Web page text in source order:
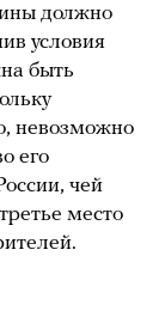
должно
условия
быть
невозможно
его
чей
место